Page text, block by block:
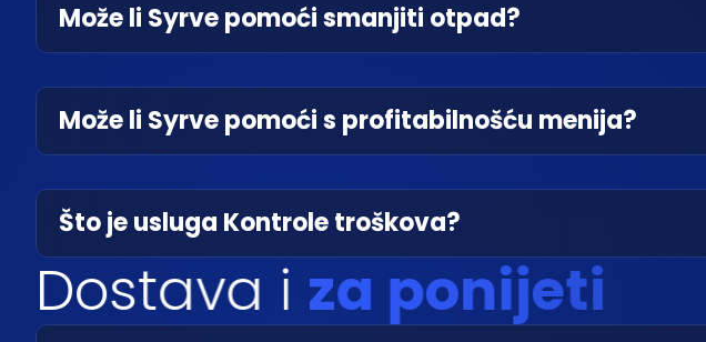
Može li Syrve pomoći smanjiti otpad?
Može li Syrve pomoći s profitabilnošću menija?
Što je usluga Kontrole troškova?
Dostava i za ponijeti